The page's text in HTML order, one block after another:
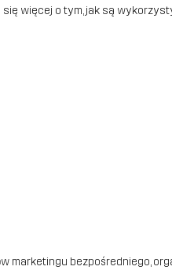
więcej o tym, jak są
marketingu bezpośredniego,